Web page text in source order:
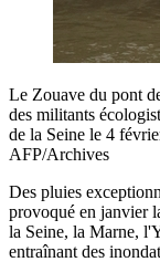
Le Zouave du pont
des militants
de la Seine le 4
AFP/Archives
Des pluies
provoqué en janvier
la Seine, la Marne,
entraînant des